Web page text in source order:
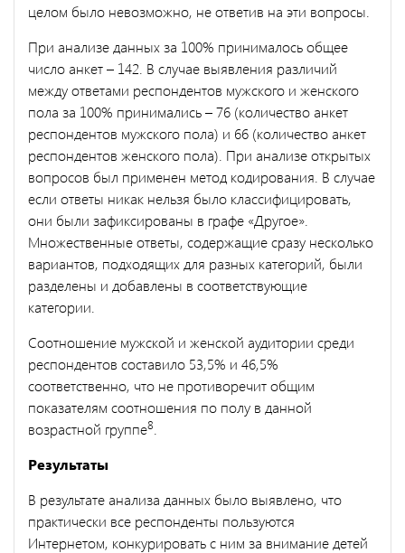
целом было невозможно, не ответив на эти вопросы.
При анализе данных за 100% принималось общее
число анкет – 142. В случае выявления различий
между ответами респондентов мужского и женского
пола за 100% принимались – 76 (количество анкет
респондентов мужского пола) и 66 (количество анкет
респондентов женского пола). При анализе открытых
вопросов был применен метод кодирования. В случае
если ответы никак нельзя было классифицировать,
они были зафиксированы в графе «Другое».
Множественные ответы, содержащие сразу несколько
вариантов, подходящих для разных категорий, были
разделены и добавлены в соответствующие
категории.
Соотношение мужской и женской аудитории среди
респондентов составило 53,5% и 46,5%
соответственно, что не противоречит общим
показателям соотношения по полу в данной
возрастной группе8
Результаты
В результате анализа данных было выявлено, что
практически все респонденты пользуются
Интернетом, конкурировать с ним за внимание детей